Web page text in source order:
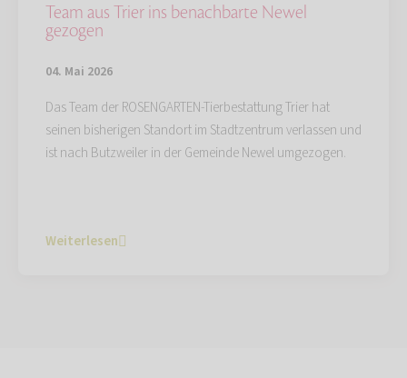
Team aus Trier ins benachbarte Newel
gezogen
04. Mai 2026
Das Team der ROSENGARTEN-Tierbestattung Trier hat
seinen bisherigen Standort im Stadtzentrum verlassen und
ist nach Butzweiler in der Gemeinde Newel umgezogen.
Weiterlesen